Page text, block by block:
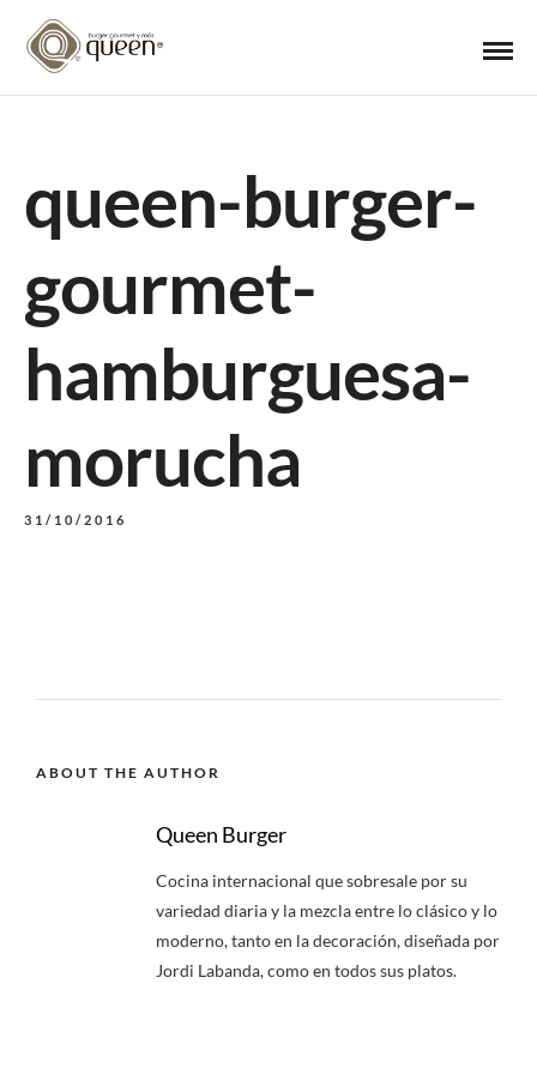
queen-burger-
gourmet-
hamburguesa-
morucha
31/10/2016
ABOUT THE AUTHOR
Queen Burger
Cocina internacional que sobresale por su
variedad diaria y la mezcla entre lo clásico y lo
moderno, tanto en la decoración, diseñada por
Jordi Labanda, como en todos sus platos.